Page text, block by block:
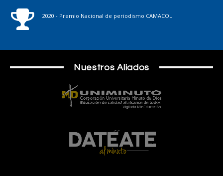
2020 - Premio Nacional de periodismo CAMACOL
Nuestros Aliados